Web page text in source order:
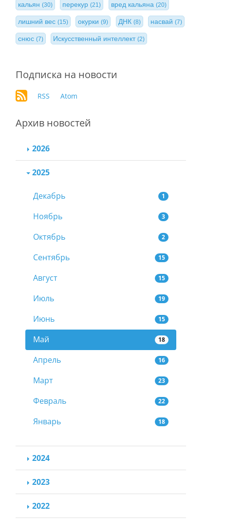
кальян (30) перекур(21) вред кальяна (20)
лишний вес (15) окурки(9) ДНК (8) насвай(7)
снюс (7) Искусственный интеллект(2)
Подписка на новости
RSS Atom
Архив новостей
2026
2025
Декабрь 1
Ноябрь 3
Октябрь 2
Сентябрь 15
Август 15
Июль 19
Июнь 15
Май 18
Апрель 16
Март 23
Февраль 22
Январь 18
2024
2023
2022